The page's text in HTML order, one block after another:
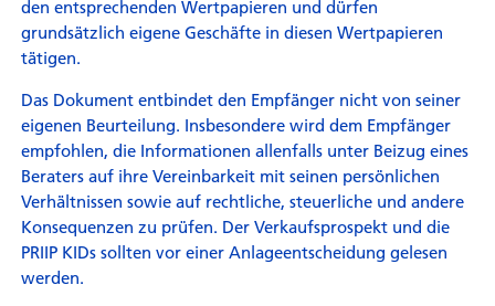
den entsprechenden Wertpapieren und dürfen
grundsätzlich eigene Geschäfte in diesen Wertpapieren
tätigen.
Das Dokument entbindet den Empfänger nicht von seiner
eigenen Beurteilung. Insbesondere wird dem Empfänger
empfohlen, die Informationen allenfalls unter Beizug eines
Beraters auf ihre Vereinbarkeit mit seinen persönlichen
Verhältnissen sowie auf rechtliche, steuerliche und andere
Konsequenzen zu prüfen. Der Verkaufsprospekt und die
PRIIP KIDs sollten vor einer Anlageentscheidung gelesen
werden.